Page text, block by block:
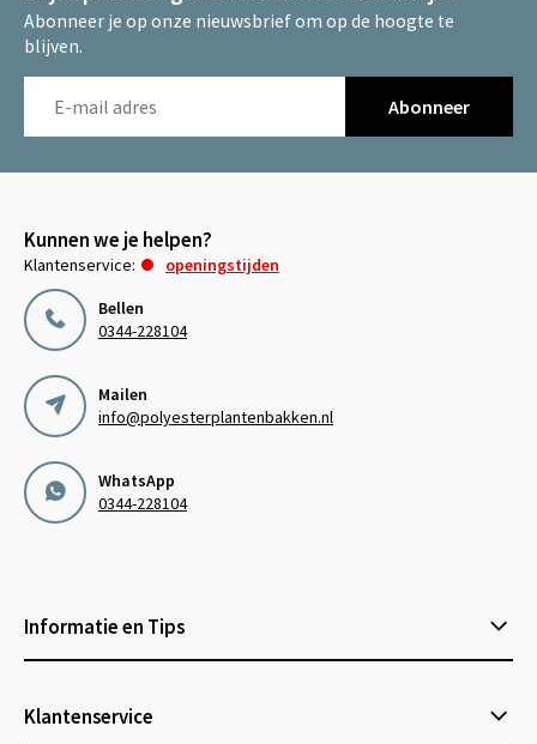
Abonneer je op onze nieuwsbrief om op de hoogte te
blijven.
Abonneer
Kunnen we je helpen?
Klantenservice:
openingstijden
Bellen
0344-228104
Mailen
info@polyesterplantenbakken.nl
WhatsApp
0344-228104
Informatie en Tips
Klantenservice